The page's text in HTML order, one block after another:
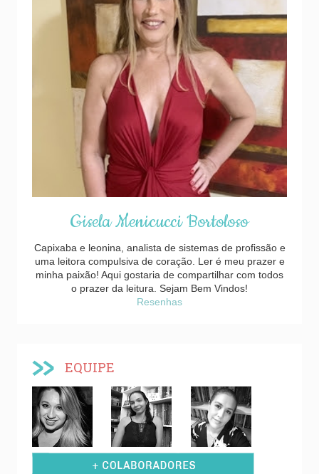
Gisela Menicucci Bortoloso
Capixaba e leonina, analista de sistemas de profissão e
uma leitora compulsiva de coração. Ler é meu prazer e
minha paixão! Aqui gostaria de compartilhar com todos
o prazer da leitura. Sejam Bem Vindos!
Resenhas
EQUIPE